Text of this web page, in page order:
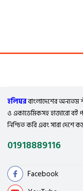
হলিঘরবাংলাদেশের অন্যতম
ও একাডেমিকসহ হাজারো বই
নিশ্চিত করি এবং সারা দেশে
01918889116
Facebook